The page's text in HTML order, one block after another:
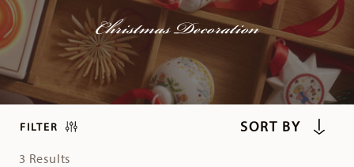
Christmas Decoration
FILTER
3 Results